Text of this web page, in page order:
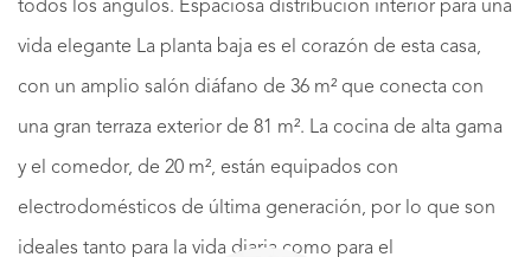
todos los ángulos. Espaciosa distribución interior para una
vida elegante La planta baja es el corazón de esta casa,
con un amplio salón diáfano de 36 m² que conecta con
una gran terraza exterior de 81 m². La cocina de alta gama
y el comedor, de 20 m², están equipados con
electrodomésticos de última generación, por lo que son
ideales tanto para la vida diaria como para el